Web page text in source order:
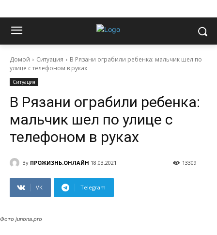
Домой Ситуация
В Рязани ограбили ребенка: мальчик шел по
улице с телефоном в руках
Ситуация
В Рязани ограбили ребенка:
мальчик шел по улице с
телефоном в руках
By ПРОЖИЗНЬ.ОНЛАЙН 18.03.2021 13309
VK Telegram
Фото junona.pro